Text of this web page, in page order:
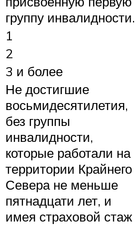
группу инвалидности.
1
2
3 и более
Не достигшие
восьмидесятилетия,
без группы
инвалидности,
которые работали на
территории Крайнего
Севера не меньше
пятнадцати лет, и
имея страховой стаж